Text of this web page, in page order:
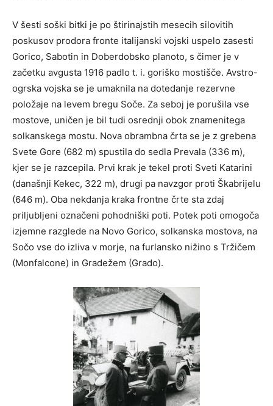
V šesti soški bitki je po štirinajstih mesecih silovitih
poskusov prodora fronte italijanski vojski uspelo zasesti
Gorico, Sabotin in Doberdobsko planoto, s čimer je v
začetku avgusta 1916 padlo t. i. goriško mostišče. Avstro-
ogrska vojska se je umaknila na dotedanje rezervne
položaje na levem bregu Soče. Za seboj je porušila vse
mostove, uničen je bil tudi osrednji obok znamenitega
solkanskega mostu. Nova obrambna črta se je z grebena
Svete Gore (682 m) spustila do sedla Prevala (336 m),
kjer se je razcepila. Prvi krak je tekel proti Sveti Katarini
(današnji Kekec, 322 m), drugi pa navzgor proti Škabrijelu
(646 m). Oba nekdanja kraka frontne črte sta zdaj
priljubljeni označeni pohodniški poti. Potek poti omogoča
izjemne razglede na Novo Gorico, solkanska mostova, na
Sočo vse do izliva v morje, na furlansko nižino s Tržičem
(Monfalcone) in Gradežem (Grado).